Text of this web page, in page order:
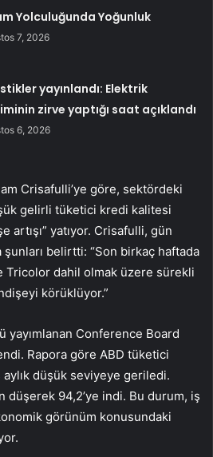
Yolculuğunda Yoğunluk
7, 2026
yayınlandı: Elektrik
zirve yaptığı saat açıklandı
6, 2026
Crisafulli’ye göre, sektördeki
gelirli tüketici kredi kalitesi
artışı” yatıyor. Crisafulli, gün
belirtti: “Son birkaç haftada
Tricolor dahil olmak üzere sürekli
körüklüyor.”
yayımlanan Conference Board
Rapora göre ABD tüketici
aylık düşük seviyeye geriledi.
düşerek 94,2’ye indi. Bu durum, iş
görünüm konusundaki